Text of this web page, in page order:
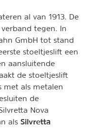
al van 1913. De
tegen. In
GmbH tot stand
stoeltjeslift een
aansluitende
de stoeltjeslift
met als metalen
de
Nova
als Silvretta